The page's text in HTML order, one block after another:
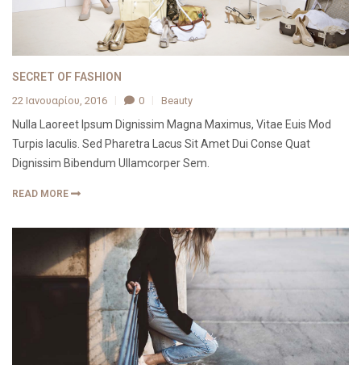
SECRET OF FASHION
22 Ιανουαρίου, 2016 0 Beauty
Nulla Laoreet Ipsum Dignissim Magna Maximus, Vitae Euis Mod
Turpis Iaculis. Sed Pharetra Lacus Sit Amet Dui Conse Quat
Dignissim Bibendum Ullamcorper Sem.
READ MORE